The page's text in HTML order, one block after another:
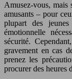
Amusez-vous, mais
amusants – pour
plupart des
émotionnelle
sécurité.
gravement en cas
prenez les
procurer des heures